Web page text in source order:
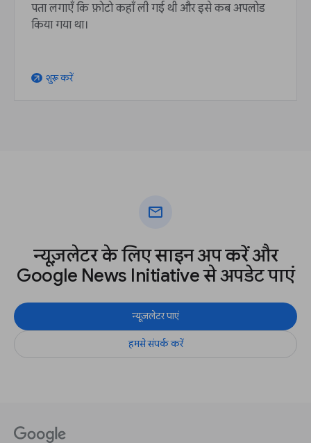
पता लगाएँ कि फ़ोटो कहाँ ली गई थी और इसे कब अपलोड
किया गया था।
arrow_outward शुरू करें
mail
न्यूज़लेटर के लिए साइन अप करें और
Google News Initiative से अपडेट पाएं
न्यूज़लेटर पाएं
हमसे संपर्क करें